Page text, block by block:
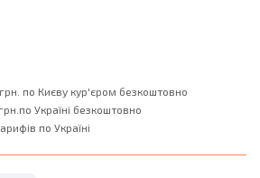
по Києву кур'єром безкоштовно
Україні безкоштовно
по Україні